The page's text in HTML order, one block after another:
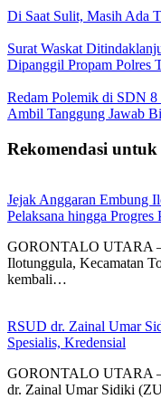
Di Saat Sulit, Masih Ada
Surat Waskat
Dipanggil Propam Polres
Redam Polemik di SDN
Ambil Tanggung Jawab
Rekomendasi
Jejak Anggaran Embung
Pelaksana hingga Progres
GORONTALO UTARA –
Ilotunggula, Kecamatan
kembali…
RSUD dr. Zainal Umar
Spesialis, Kredensial
GORONTALO UTARA
dr. Zainal Umar Sidiki